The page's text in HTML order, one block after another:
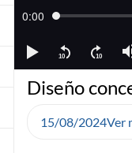
Diseño
15/08/2024Ver